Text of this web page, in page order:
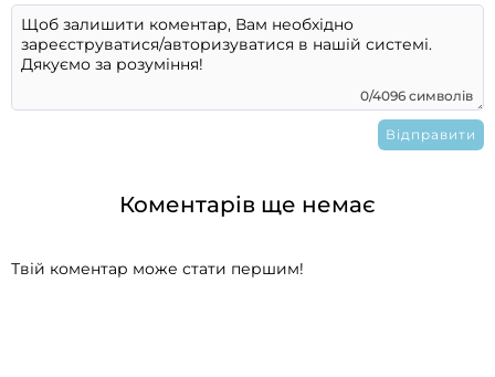
0/4096 символів
Коментарів ще немає
Твій коментар може стати першим!